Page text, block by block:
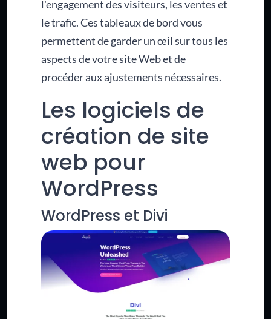
l'engagement des visiteurs, les ventes et
le trafic. Ces tableaux de bord vous
permettent de garder un œil sur tous les
aspects de votre site Web et de
procéder aux ajustements nécessaires.
Les logiciels de
création de site
web pour
WordPress
WordPress et Divi